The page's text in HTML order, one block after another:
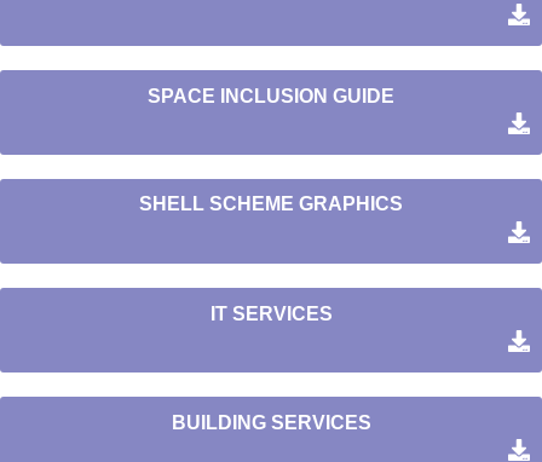
SPACE INCLUSION GUIDE
SHELL SCHEME GRAPHICS
IT SERVICES
BUILDING SERVICES